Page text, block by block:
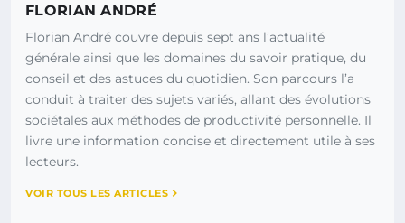
FLORIAN ANDRÉ
Florian André couvre depuis sept ans l’actualité
générale ainsi que les domaines du savoir pratique, du
conseil et des astuces du quotidien. Son parcours l’a
conduit à traiter des sujets variés, allant des évolutions
sociétales aux méthodes de productivité personnelle. Il
livre une information concise et directement utile à ses
lecteurs.
VOIR TOUS LES ARTICLES